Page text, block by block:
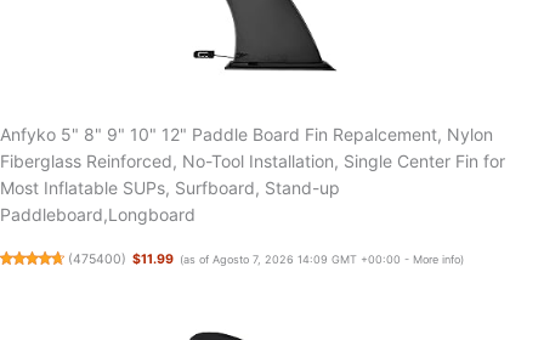
Anfyko 5" 8" 9" 10" 12" Paddle Board Fin Repalcement, Nylon
Fiberglass Reinforced, No-Tool Installation, Single Center Fin for
Most Inflatable SUPs, Surfboard, Stand-up
Paddleboard,Longboard
(475400) $11.99 (as of Agosto 7, 2026 14:09 GMT +00:00 - More info)